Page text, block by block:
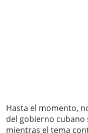
Hasta el momento,
del gobierno cubano
mientras el tema